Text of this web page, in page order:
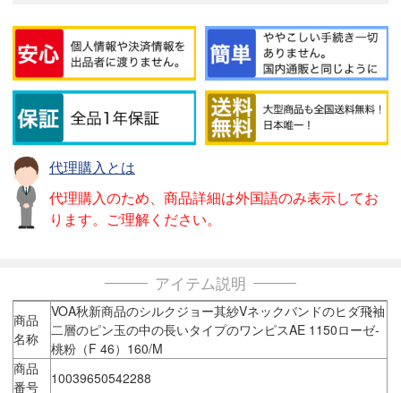
代理購入とは
代理購入のため、商品詳細は外国語のみ表示してお
ります。ご理解ください。
アイテム説明
商品
名称
VOA秋新商品のシルクジョー其紗Vネックバンドのヒダ飛袖
二層のピン玉の中の長いタイプのワンピスAE 1150ローゼ-
桃粉（F 46）160/M
商品
番号
10039650542288